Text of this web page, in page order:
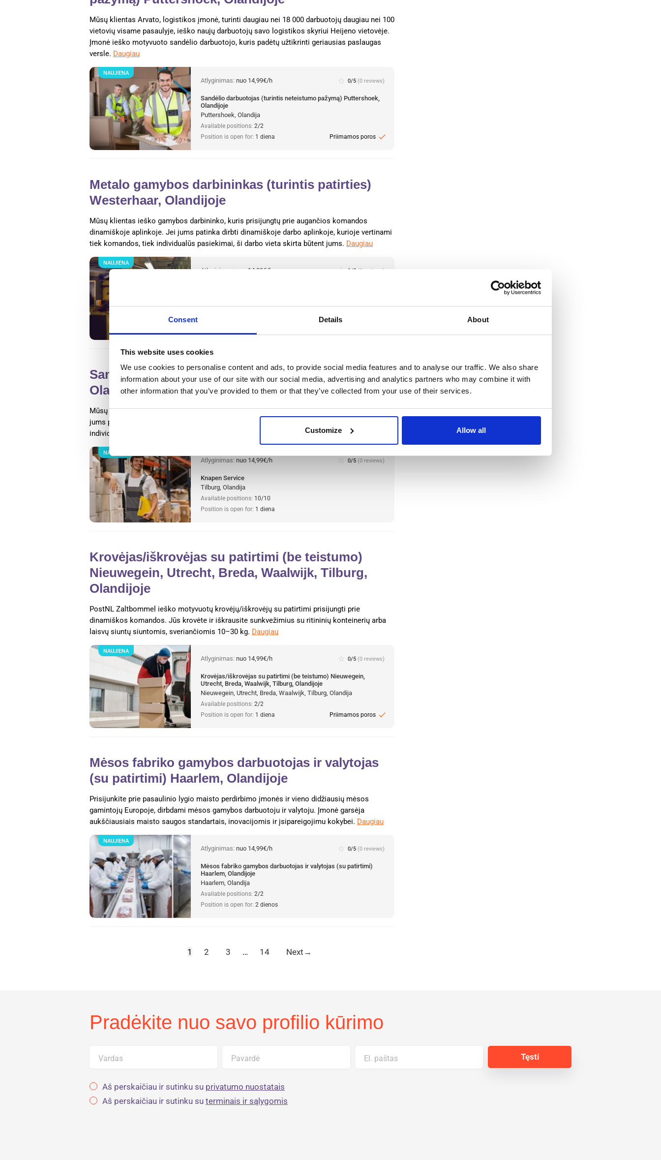
Consent Details About
This website uses cookies
We use cookies to personalise content and ads, to provide social media features and to analyse our traffic. We also share
information about your use of our site with our social media, advertising and analytics partners who may combine it with
other information that you’ve provided to them or that they’ve collected from your use of their services.
Customize Allow all
Mūsų klientas Arvato, logistikos įmonė, turinti daugiau nei 18 000 darbuotojų daugiau nei 100
vietovių visame pasaulyje, ieško naujų darbuotojų savo logistikos skyriui Heijeno vietovėje.
Įmonė ieško motyvuoto sandėlio darbuotojo, kuris padėtų užtikrinti geriausias paslaugas
versle. Daugiau
Atlyginimas: nuo 14,99€/h star_border 0/5 (0 reviews)
Sandėlio darbuotojas (turintis neteistumo pažymą) Puttershoek,
Olandijoje
Puttershoek, Olandija
Available positions: 2/2
Position is open for: 1 diena Priimamos poros check
NAUJIENA
Metalo gamybos darbininkas (turintis patirties)
Westerhaar, Olandijoje
Mūsų klientas ieško gamybos darbininko, kuris prisijungtų prie augančios komandos
dinamiškoje aplinkoje. Jei jums patinka dirbti dinamiškoje darbo aplinkoje, kurioje vertinami
tiek komandos, tiek individualūs pasiekimai, ši darbo vieta skirta būtent jums. Daugiau
Atlyginimas: nuo 14,99€/h star_border 0/5 (0 reviews)
Westerhaar, Olandija
NAUJIENA
Sandėlio darbuotojas-rūšiuotojas Tilburg,
Olandijoje
Mūsų klientas Tilburge ieško rūšiuotojų, kurie prisijungtų prie jo augančios komandos. Jei
jums patinka dirbti dinamiškoje darbo aplinkoje, kurioje vertinami tiek komandos, tiek
individualūs pasiekimai, ši darbo vieta skirta būtent jums.
Daugiau
Atlyginimas: nuo 14,99€/h 0/5 (0 reviews)
Knapen Service
Tilburg, Olandija
Available positions: 10/10
Position is open for: 1 diena
NAUJIENA
Krovėjas/iškrovėjas su patirtimi (be teistumo)
Nieuwegein, Utrecht, Breda, Waalwijk, Tilburg,
Olandijoje
PostNL Zaltbommel ieško motyvuotų krovėjų/iškrovėjų su patirtimi prisijungti prie
dinamiškos komandos. Jūs krovėte ir iškrausite sunkvežimius su ritininių konteinerių arba
laisvų siuntų siuntomis, sveriančiomis 10–30 kg. Daugiau
Atlyginimas: nuo 14,99€/h star_border 0/5 (0 reviews)
Krovėjas/iškrovėjas su patirtimi (be teistumo) Nieuwegein,
Utrecht, Breda, Waalwijk, Tilburg, Olandijoje
Nieuwegein, Utrecht, Breda, Waalwijk, Tilburg, Olandija
Available positions: 2/2
Position is open for: 1 diena Priimamos poros check
NAUJIENA
Mėsos fabriko gamybos darbuotojas ir valytojas
(su patirtimi) Haarlem, Olandijoje
Prisijunkite prie pasaulinio lygio maisto perdirbimo įmonės ir vieno didžiausių mėsos
gamintojų Europoje, dirbdami mėsos gamybos darbuotoju ir valytoju. Įmonė garsėja
aukščiausiais maisto saugos standartais, inovacijomis ir įsipareigojimu kokybei. Daugiau
Atlyginimas: nuo 14,99€/h star_border 0/5 (0 reviews)
Mėsos fabriko gamybos darbuotojas ir valytojas (su patirtimi)
Haarlem, Olandijoje
Haarlem, Olandija
Available positions: 2/2
Position is open for: 2 dienos
NAUJIENA
1 2 3 … 14 Next →
Pradėkite nuo savo profilio kūrimo
Vardas Pavardė El. paštas
Aš perskaičiau ir sutinku su privatumo nuostatais
Aš perskaičiau ir sutinku su terminais ir sąlygomis